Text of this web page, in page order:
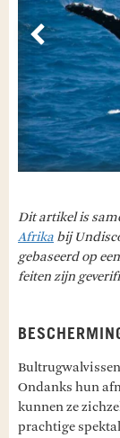
Vorige
Dit artikel is
Afrika bij
gebaseerd op
feiten zijn
Ondanks hun
kunnen ze
prachtige